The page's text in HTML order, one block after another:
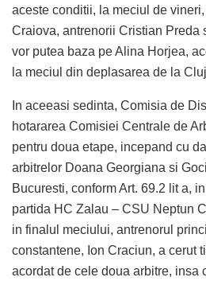
aceste conditii, la meciul de
Craiova, antrenorii Cristian Preda
vor putea baza pe Alina Horjea,
la meciul din deplasarea de la
In aceeasi sedinta, Comisia de
hotararea Comisiei Centrale de
pentru doua etape, incepand cu
arbitrelor Doana Georgiana si
Bucuresti, conform Art. 69.2 lit a,
partida HC Zalau – CSU Neptun
in finalul meciului, antrenorul
constantene, Ion Craciun, a cerut
acordat de cele doua arbitre, insa